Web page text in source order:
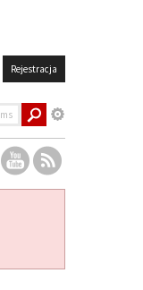
Rejestracja